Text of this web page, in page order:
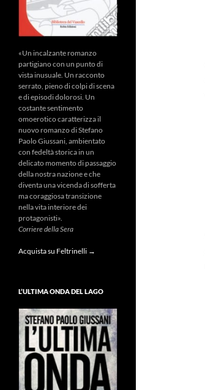
«Un incalzante romanzo
partigiano con un punto di
vista inusuale. Un racconto
serrato, pieno di colpi di scena
e di episodi dolorosi. Un
costante sentimento
omoerotico caratterizza il
nuovo romanzo di Stefano
Paolo Giussani, ambientato
con fedeltà storica in un
delicato momento di passaggio
della nostra nazione e che
diventa una vicenda di sofferta
ma coraggiosa transizione
nella vita interiore dei
protagonisti».
Corriere della Sera
Acquista su Feltrinelli →
L’ULTIMA ONDA DEL LAGO